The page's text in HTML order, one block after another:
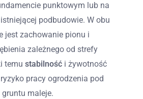
punktowym lub na
podbudowie. W obu
jest zachowanie pionu i
zależnego od strefy
temu stabilność i żywotność
pracy ogrodzenia pod
maleje.